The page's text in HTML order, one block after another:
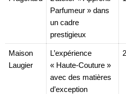
Parfumeur » dans
un cadre
prestigieux
Maison
Laugier
L’expérience
« Haute-Couture »
avec des matières
d’exception